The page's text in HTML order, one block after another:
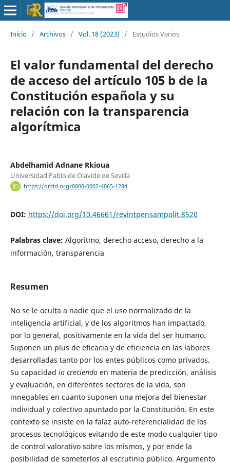
Inicio / Archivos / Vol. 18 (2023) / Estudios Varios
El valor fundamental del derecho
de acceso del artículo 105 b de la
Constitución española y su
relación con la transparencia
algorítmica
Abdelhamid Adnane Rkioua
Universidad Pablo de Olavide de Sevilla
https://orcid.org/0000-0002-4065-1284
DOI: https://doi.org/10.46661/revintpensampolit.8520
Palabras clave: Algoritmo, derecho acceso, derecho a la
información, transparencia
Resumen
No se le oculta a nadie que el uso normalizado de la
inteligencia artificial, y de los algoritmos han impactado,
por lo general, positivamente en la vida del ser humano.
Suponen un plus de eficacia y de eficiencia en las labores
desarrolladas tanto por los entes públicos como privados.
Su capacidad in creciendoen materia de predicción, análisis
y evaluación, en diferentes sectores de la vida, son
innegables en cuanto suponen una mejora del bienestar
individual y colectivo apuntado por la Constitución. En este
contexto se insiste en la falaz auto-referencialidad de los
procesos tecnológicos evitando de este modo cualquier tipo
de control valorativo sobre los mismos, y por ende la
posibilidad de someterlos al escrutinio público. Argumento